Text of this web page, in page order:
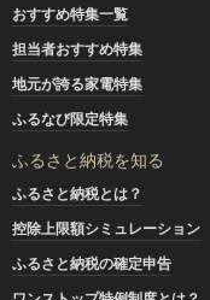
おすすめ特集一覧
担当者おすすめ特集
地元が誇る家電特集
ふるなび限定特集
ふるさと納税を知る
ふるさと納税とは？
控除上限額シミュレーション
ふるさと納税の確定申告